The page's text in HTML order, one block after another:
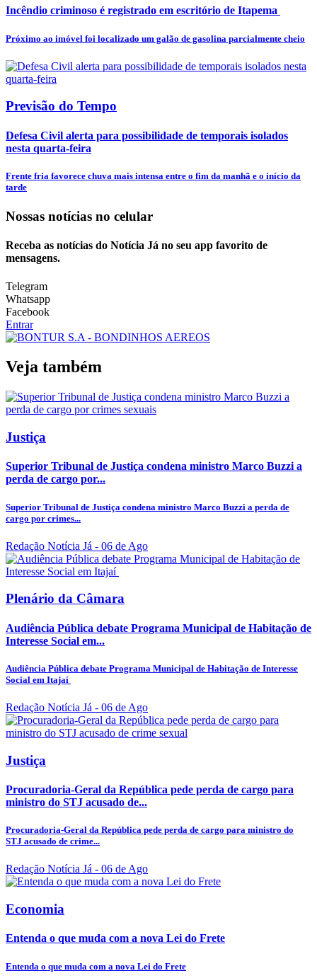
Incêndio criminoso é registrado em escritório de Itapema
Próximo ao imóvel foi localizado um galão de gasolina parcialmente cheio
Previsão do Tempo
Defesa Civil alerta para possibilidade de temporais isolados
nesta quarta-feira
Frente fria favorece chuva mais intensa entre o fim da manhã e o início da
tarde
Nossas notícias no celular
Receba as notícias do Notícia Já no seu app favorito de
mensagens.
Telegram
Whatsapp
Facebook
Entrar
Veja também
Justiça
Superior Tribunal de Justiça condena ministro Marco Buzzi a
perda de cargo por...
Superior Tribunal de Justiça condena ministro Marco Buzzi a perda de
cargo por crimes...
Redação Notícia Já - 06 de Ago
Plenário da Câmara
Audiência Pública debate Programa Municipal de Habitação de
Interesse Social em...
Audiência Pública debate Programa Municipal de Habitação de Interesse
Social em Itajaí
Redação Notícia Já - 06 de Ago
Justiça
Procuradoria-Geral da República pede perda de cargo para
ministro do STJ acusado de...
Procuradoria-Geral da República pede perda de cargo para ministro do
STJ acusado de crime...
Redação Notícia Já - 06 de Ago
Economia
Entenda o que muda com a nova Lei do Frete
Entenda o que muda com a nova Lei do Frete